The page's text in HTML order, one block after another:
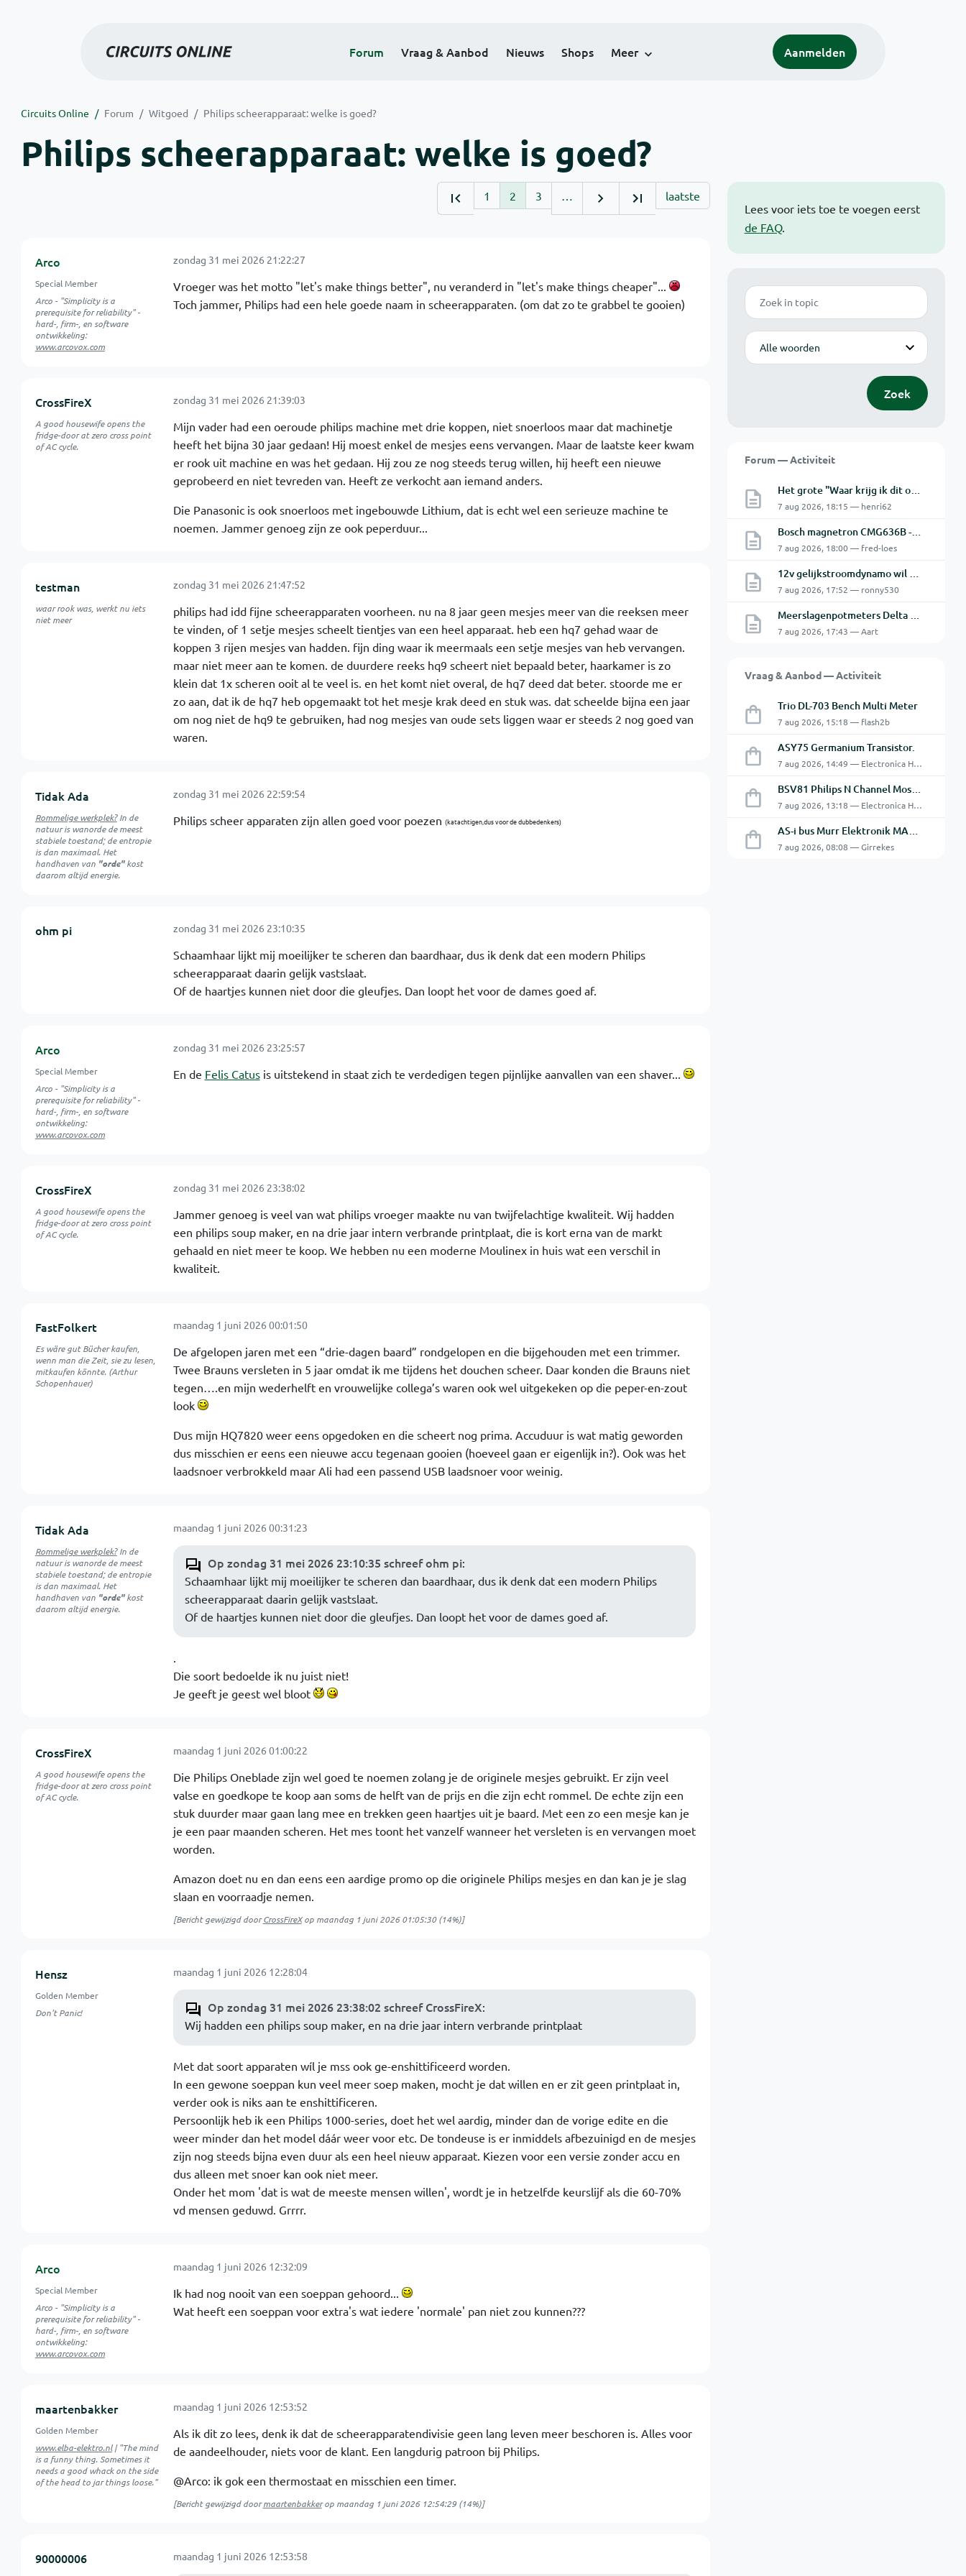
Forum Vraag & Aanbod Nieuws Shops Meer Aanmelden
Circuits Online Forum Witgoed Philips scheerapparaat: welke is goed?
Philips scheerapparaat: welke is goed?
Lees voor iets toe te voegen eerst
de FAQ.
Zoek
Modus
Zoek
Forum — Activiteit
Het grote "Waar krijg ik dit onderdeel" topic Deel 11
7 aug 2026, 18:15 — henri62
Bosch magnetron CMG636B - 2 De oven doet het niet goed.
7 aug 2026, 18:00 — fred-loes
12v gelijkstroomdynamo wil niet laden.
7 aug 2026, 17:52 — ronny530
Meerslagenpotmeters Delta SM45-70D
7 aug 2026, 17:43 — Aart
Vraag & Aanbod — Activiteit
Trio DL-703 Bench Multi Meter
7 aug 2026, 15:18 — flash2b
ASY75 Germanium Transistor.
7 aug 2026, 14:49 — Electronica Hobbyist
BSV81 Philips N Channel Mosfet Transistors.
7 aug 2026, 13:18 — Electronica Hobbyist
AS-i bus Murr Elektronik MASI20 AS-Interface I/O-module 56440
7 aug 2026, 08:08 — Girrekes
1 2 3 … laatste
Arco
Special Member
Arco - "Simplicity is a
prerequisite for reliability" -
hard-, firm-, en software
ontwikkeling:
www.arcovox.com
zondag 31 mei 2026 21:22:27
Vroeger was het motto "let's make things better", nu veranderd in "let's make things cheaper"...
Toch jammer, Philips had een hele goede naam in scheerapparaten. (om dat zo te grabbel te gooien)
CrossFireX
A good housewife opens the
fridge-door at zero cross point
of AC cycle.
zondag 31 mei 2026 21:39:03
Mijn vader had een oeroude philips machine met drie koppen, niet snoerloos maar dat machinetje
heeft het bijna 30 jaar gedaan! Hij moest enkel de mesjes eens vervangen. Maar de laatste keer kwam
er rook uit machine en was het gedaan. Hij zou ze nog steeds terug willen, hij heeft een nieuwe
geprobeerd en niet tevreden van. Heeft ze verkocht aan iemand anders.
Die Panasonic is ook snoerloos met ingebouwde Lithium, dat is echt wel een serieuze machine te
noemen. Jammer genoeg zijn ze ook peperduur...
testman
waar rook was, werkt nu iets
niet meer
zondag 31 mei 2026 21:47:52
philips had idd fijne scheerapparaten voorheen. nu na 8 jaar geen mesjes meer van die reeksen meer
te vinden, of 1 setje mesjes scheelt tientjes van een heel apparaat. heb een hq7 gehad waar de
koppen 3 rijen mesjes van hadden. fijn ding waar ik meermaals een setje mesjes van heb vervangen.
maar niet meer aan te komen. de duurdere reeks hq9 scheert niet bepaald beter, haarkamer is zo
klein dat 1x scheren ooit al te veel is. en het komt niet overal, de hq7 deed dat beter. stoorde me er
zo aan, dat ik de hq7 heb opgemaakt tot het mesje krak deed en stuk was. dat scheelde bijna een jaar
om nog niet de hq9 te gebruiken, had nog mesjes van oude sets liggen waar er steeds 2 nog goed van
waren.
Tidak Ada
Rommelige werkplek?In de
natuur iswanordede meest
stabiele toestand; de entropie
is dan maximaal. Het
handhaven van "orde"kost
daarom altijd energie.
zondag 31 mei 2026 22:59:54
Philips scheer apparaten zijn allen goed voor poezen (katachtigen,dus voor de dubbedenkers)
ohm pi zondag 31 mei 2026 23:10:35
Schaamhaar lijkt mij moeilijker te scheren dan baardhaar, dus ik denk dat een modern Philips
scheerapparaat daarin gelijk vastslaat.
Of de haartjes kunnen niet door die gleufjes. Dan loopt het voor de dames goed af.
Arco
Special Member
Arco - "Simplicity is a
prerequisite for reliability" -
hard-, firm-, en software
ontwikkeling:
www.arcovox.com
zondag 31 mei 2026 23:25:57
En de Felis Catusis uitstekend in staat zich te verdedigen tegen pijnlijke aanvallen van een shaver...
CrossFireX
A good housewife opens the
fridge-door at zero cross point
of AC cycle.
zondag 31 mei 2026 23:38:02
Jammer genoeg is veel van wat philips vroeger maakte nu van twijfelachtige kwaliteit. Wij hadden
een philips soup maker, en na drie jaar intern verbrande printplaat, die is kort erna van de markt
gehaald en niet meer te koop. We hebben nu een moderne Moulinex in huis wat een verschil in
kwaliteit.
FastFolkert
Es wäre gut Bücher kaufen,
wenn man die Zeit, sie zu lesen,
mitkaufen könnte. (Arthur
Schopenhauer)
maandag 1 juni 2026 00:01:50
De afgelopen jaren met een “drie-dagen baard” rondgelopen en die bijgehouden met een trimmer.
Twee Brauns versleten in 5 jaar omdat ik me tijdens het douchen scheer. Daar konden die Brauns niet
tegen….en mijn wederhelft en vrouwelijke collega’s waren ook wel uitgekeken op die peper-en-zout
look
Dus mijn HQ7820 weer eens opgedoken en die scheert nog prima. Accuduur is wat matig geworden
dus misschien er eens een nieuwe accu tegenaan gooien (hoeveel gaan er eigenlijk in?). Ook was het
laadsnoer verbrokkeld maar Ali had een passend USB laadsnoer voor weinig.
Tidak Ada
Rommelige werkplek?In de
natuur iswanordede meest
stabiele toestand; de entropie
is dan maximaal. Het
handhaven van "orde"kost
daarom altijd energie.
maandag 1 juni 2026 00:31:23
Op zondag 31 mei 2026 23:10:35 schreef ohm pi:
Schaamhaar lijkt mij moeilijker te scheren dan baardhaar, dus ik denk dat een modern Philips
scheerapparaat daarin gelijk vastslaat.
Of de haartjes kunnen niet door die gleufjes. Dan loopt het voor de dames goed af.
.
Die soort bedoelde ik nu juist niet!
Je geeft je geest wel bloot
CrossFireX
A good housewife opens the
fridge-door at zero cross point
of AC cycle.
maandag 1 juni 2026 01:00:22
Die Philips Oneblade zijn wel goed te noemen zolang je de originele mesjes gebruikt. Er zijn veel
valse en goedkope te koop aan soms de helft van de prijs en die zijn echt rommel. De echte zijn een
stuk duurder maar gaan lang mee en trekken geen haartjes uit je baard. Met een zo een mesje kan je
je een paar maanden scheren. Het mes toont het vanzelf wanneer het versleten is en vervangen moet
worden.
Amazon doet nu en dan eens een aardige promo op die originele Philips mesjes en dan kan je je slag
slaan en voorraadje nemen.
[Bericht gewijzigd doorCrossFireXop maandag 1 juni 2026 01:05:30(14%)]
Hensz
Golden Member
Don't Panic!
maandag 1 juni 2026 12:28:04
Op zondag 31 mei 2026 23:38:02 schreef CrossFireX:
Wij hadden een philips soup maker, en na drie jaar intern verbrande printplaat
Met dat soort apparaten wíl je mss ook ge-enshittificeerd worden.
In een gewone soeppan kun veel meer soep maken, mocht je dat willen en er zit geen printplaat in,
verder ook is niks aan te enshittificeren.
Persoonlijk heb ik een Philips 1000-series, doet het wel aardig, minder dan de vorige edite en die
weer minder dan het model dáár weer voor etc. De tondeuse is er inmiddels afbezuinigd en de mesjes
zijn nog steeds bijna even duur als een heel nieuw apparaat. Kiezen voor een versie zonder accu en
dus alleen met snoer kan ook niet meer.
Onder het mom 'dat is wat de meeste mensen willen', wordt je in hetzelfde keurslijf als die 60-70%
vd mensen geduwd. Grrrr.
Arco
Special Member
Arco - "Simplicity is a
prerequisite for reliability" -
hard-, firm-, en software
ontwikkeling:
www.arcovox.com
maandag 1 juni 2026 12:32:09
Ik had nog nooit van een soeppan gehoord...
Wat heeft een soeppan voor extra's wat iedere 'normale' pan niet zou kunnen???
maartenbakker
Golden Member
www.elba-elektro.nl| "The mind
is a funny thing. Sometimes it
needs a good whack on the side
of the head to jar things loose."
maandag 1 juni 2026 12:53:52
Als ik dit zo lees, denk ik dat de scheerapparatendivisie geen lang leven meer beschoren is. Alles voor
de aandeelhouder, niets voor de klant. Een langdurig patroon bij Philips.
@Arco: ik gok een thermostaat en misschien een timer.
[Bericht gewijzigd doormaartenbakkerop maandag 1 juni 2026 12:54:29(14%)]
90000006 maandag 1 juni 2026 12:53:58